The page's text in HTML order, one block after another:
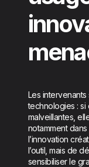
Les
technologies : si
malveillantes,
notamment
l’innovation
l’outil, mais de
sensibiliser le